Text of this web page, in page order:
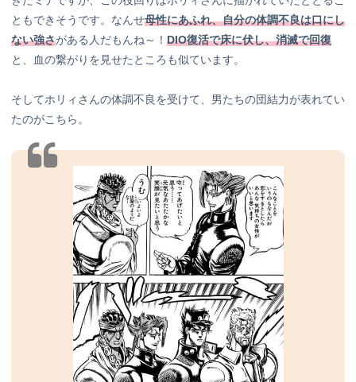
ともできそうです。なんせ母性にあふれ、自分の体調不良は口にし
ない強さがある人だもんね～！ DIO復活で床に伏し、消滅で回復
と、血の繋がりを見せたところも似ています。
そしてホリィさんの体調不良を受けて、男たちの団結力が表れてい
たのがこちら。